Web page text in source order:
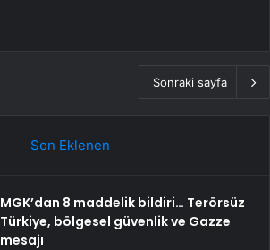
Sonraki sayfa
Son Eklenen
MGK’dan 8 maddelik bildiri… Terörsüz
Türkiye, bölgesel güvenlik ve Gazze
mesajı